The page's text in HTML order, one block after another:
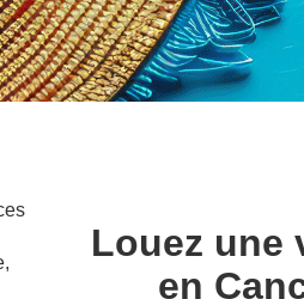
Louez une
en